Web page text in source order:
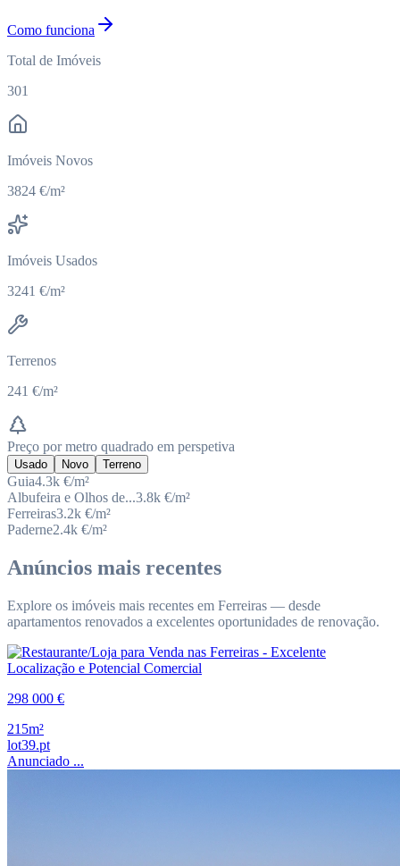
Como funciona
Total de Imóveis
301
Imóveis Novos
3824 €/m²
Imóveis Usados
3241 €/m²
Terrenos
241 €/m²
Preço por metro quadrado em perspetiva
Usado Novo Terreno
Guia4.3k €/m²
Albufeira e Olhos de...3.8k €/m²
Ferreiras3.2k €/m²
Paderne2.4k €/m²
Anúncios mais recentes
Explore os imóveis mais recentes em Ferreiras — desde
apartamentos renovados a excelentes oportunidades de renovação.
298 000 €
215m²
lot39.pt
Anunciado ...